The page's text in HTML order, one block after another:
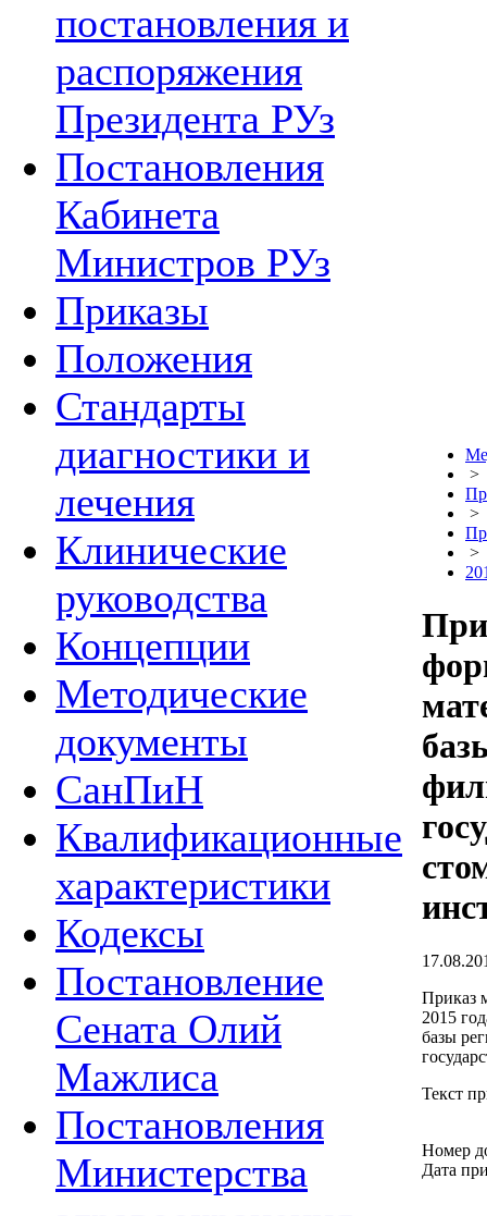
постановления и
распоряжения
Президента РУз
Постановления
Кабинета
Министров РУз
Приказы
Положения
Стандарты
диагностики и
лечения
Клинические
руководства
Концепции
Методические
документы
СанПиН
Квалификационные
характеристики
Кодексы
Постановление
Сената Олий
Мажлиса
Постановления
Министерства
>
>
>
Приказ
2015
базы
Текст
Номер
Дата